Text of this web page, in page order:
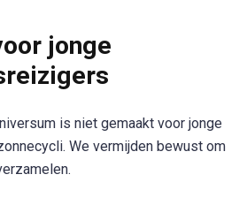
jonge
is niet gemaakt voor jonge
We vermijden bewust om